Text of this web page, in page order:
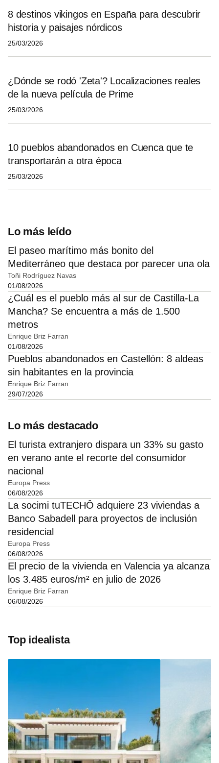
8 destinos vikingos en España para descubrir
historia y paisajes nórdicos
25/03/2026
¿Dónde se rodó 'Zeta'? Localizaciones reales
de la nueva película de Prime
25/03/2026
10 pueblos abandonados en Cuenca que te
transportarán a otra época
25/03/2026
Lo más leído
El paseo marítimo más bonito del
Mediterráneo que destaca por parecer una ola
Toñi Rodríguez Navas
01/08/2026
¿Cuál es el pueblo más al sur de Castilla-La
Mancha? Se encuentra a más de 1.500
metros
Enrique Briz Farran
01/08/2026
Pueblos abandonados en Castellón: 8 aldeas
sin habitantes en la provincia
Enrique Briz Farran
29/07/2026
Lo más destacado
El turista extranjero dispara un 33% su gasto
en verano ante el recorte del consumidor
nacional
Europa Press
06/08/2026
La socimi tuTECHÔ adquiere 23 viviendas a
Banco Sabadell para proyectos de inclusión
residencial
Europa Press
06/08/2026
El precio de la vivienda en Valencia ya alcanza
los 3.485 euros/m² en julio de 2026
Enrique Briz Farran
06/08/2026
Top idealista